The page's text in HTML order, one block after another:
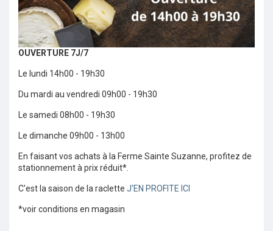
OUVERTURE 7J/7
Le lundi 14h00 - 19h30
Du mardi au vendredi 09h00 - 19h30
Le samedi 08h00 - 19h30
Le dimanche 09h00 - 13h00
En faisant vos achats à la Ferme Sainte Suzanne, profitez de
stationnement à prix réduit*.
C'est la saison de la raclette J'EN PROFITE ICI
*voir conditions en magasin